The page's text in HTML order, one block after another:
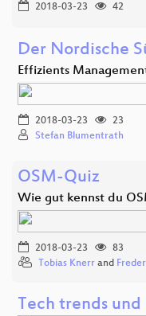
2018-03-23 42
Der Nordische
Effizients
2018-03-23
23
Stefan Blumentrath
OSM-Quiz
Wie gut kennst du
2018-03-23
83
Tobias Knerr and
Tech trends und